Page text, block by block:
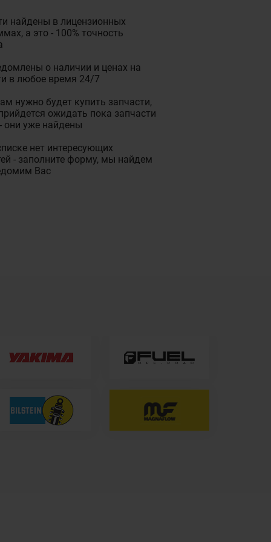
найдены в лицензионных
а это - 100% точность
о наличии и ценах на
в любое время 24/7
нужно будет купить запчасти,
ожидать пока запчасти
они уже найдены
нет интересующих
- заполните форму, мы найдем
Вас